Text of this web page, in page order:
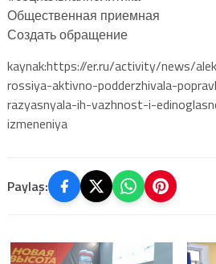
Общественная приемная
Создать обращение
kaynak:https://er.ru/activity/news/
rossiya-aktivno-podderzhivala-
razyasnyala-ih-vazhnost-i-
izmeneniya
Paylaş: